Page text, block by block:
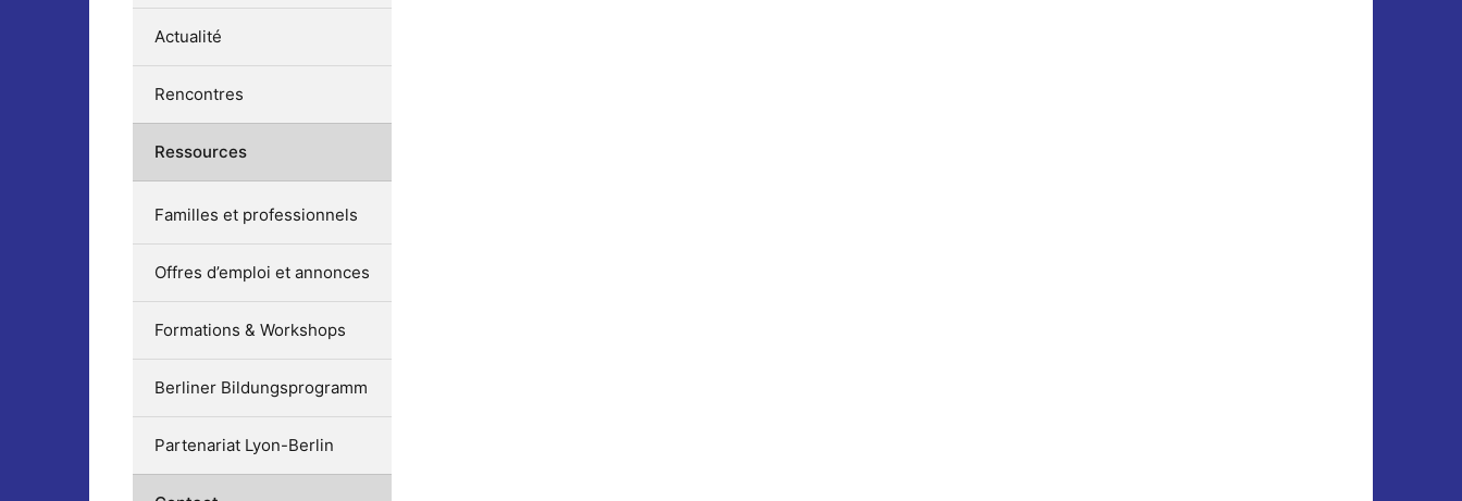
Actualité
Rencontres
Ressources
Familles et professionnels
Offres d’emploi et annonces
Formations & Workshops
Berliner Bildungsprogramm
Partenariat Lyon-Berlin